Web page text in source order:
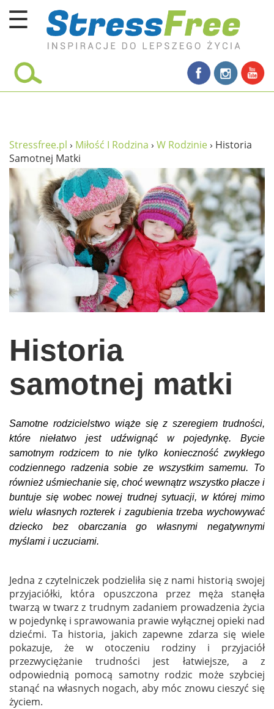
☰
Kursy online
umysł
proste życie
relaks
filozofia życia
wolność od stresu
miłość i rodzina
w rodzinie
wychowanie dzieci
edukacja
zabawy dla dzieci
Odżywianie
Inspiracje
podróże
zrób to sam
EKO – Styl
kuchnia
praca
galerie
Stressfree.pl › Miłość I Rodzina › W Rodzinie› Historia
Samotnej Matki
Historia
samotnej matki
Samotne rodzicielstwo wiąże się z szeregiem trudności,
które niełatwo jest udźwignąć w pojedynkę. Bycie
samotnym rodzicem to nie tylko konieczność zwykłego
codziennego radzenia sobie ze wszystkim samemu. To
również uśmiechanie się, choć wewnątrz wszystko płacze i
buntuje się wobec nowej trudnej sytuacji, w której mimo
wielu własnych rozterek i zagubienia trzeba wychowywać
dziecko bez obarczania go własnymi negatywnymi
myślami i uczuciami.
Jedna z czytelniczek podzieliła się z nami historią swojej
przyjaciółki, która opuszczona przez męża stanęła
twarzą w twarz z trudnym zadaniem prowadzenia życia
w pojedynkę i sprawowania prawie wyłącznej opieki nad
dziećmi. Ta historia, jakich zapewne zdarza się wiele
pokazuje, że w otoczeniu rodziny i przyjaciół
przezwyciężanie trudności jest łatwiejsze, a z
odpowiednią pomocą samotny rodzic może szybciej
stanąć na własnych nogach, aby móc znowu cieszyć się
życiem.